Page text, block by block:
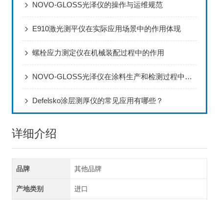
NOVO-GLOSS光泽仪的操作与运维规范
E910激光测平仪在实际应用场景中的作用体现
螺栓应力测定仪在机械装配过程中的作用
NOVO-GLOSS光泽仪在涂料生产和检测过程中的应用
Defelsko涂层测厚仪的常见应用有哪些？
详细介绍
品牌 其他品牌
产地类别 进口